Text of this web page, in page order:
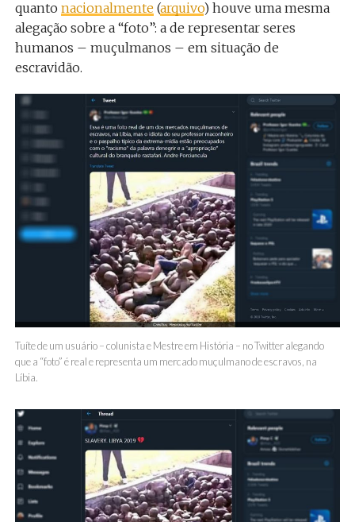
quanto nacionalmente(arquivo) houve uma mesma
alegação sobre a “foto”: a de representar seres
humanos – muçulmanos – em situação de
escravidão.
Tuíte de um usuário – colunista e Mestre em História – no Twitter alegando
que a “foto” é real e representa um mercado muçulmano de escravos, na
Líbia.